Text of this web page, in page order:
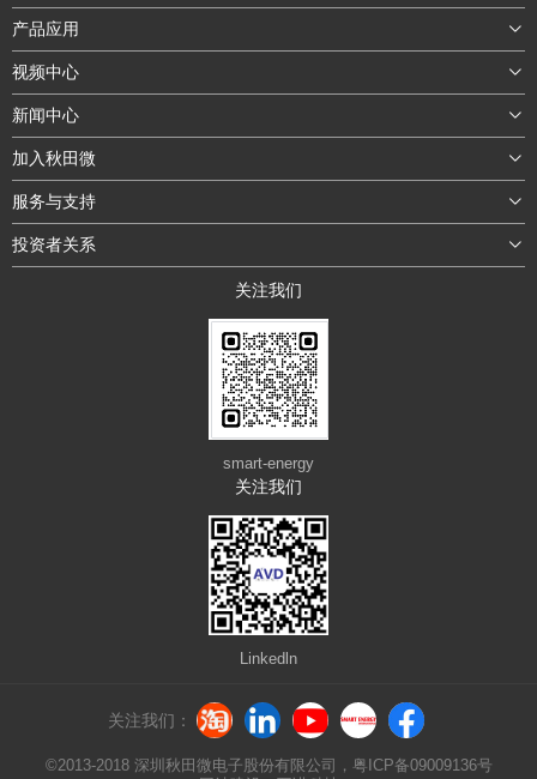
产品应用
视频中心
新闻中心
加入秋田微
服务与支持
投资者关系
关注我们
smart-energy
关注我们
Linkedln
关注我们：
©2013-2018 深圳秋田微电子股份有限公司， 粤ICP备09009136号